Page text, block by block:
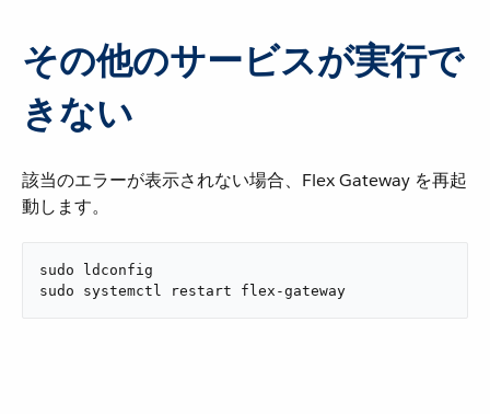
その他のサービスが実行で
きない
該当のエラーが表示されない場合、Flex Gateway を再起
動します。
sudo ldconfig
sudo systemctl restart flex-gateway